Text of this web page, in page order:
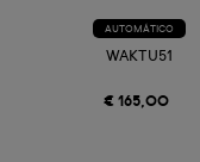
AUTOMÁTICO
WAKTU51
€ 165,00